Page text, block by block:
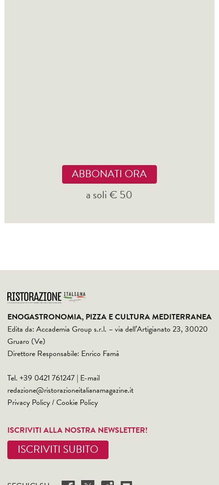
ABBONATI ORA
a soli € 50
ENOGASTRONOMIA, PIZZA E CULTURA MEDITERRANEA
Edita da: Accademia Group s.r.l. – via dell’Artigianato 23, 30020
Gruaro (Ve)
Direttore Responsabile: Enrico Famà
Tel. +39 0421 761247 | E-mail
redazione@ristorazioneitalianamagazine.it
Privacy Policy/Cookie Policy
ISCRIVITI ALLA NOSTRA NEWSLETTER!
ISCRIVITI SUBITO